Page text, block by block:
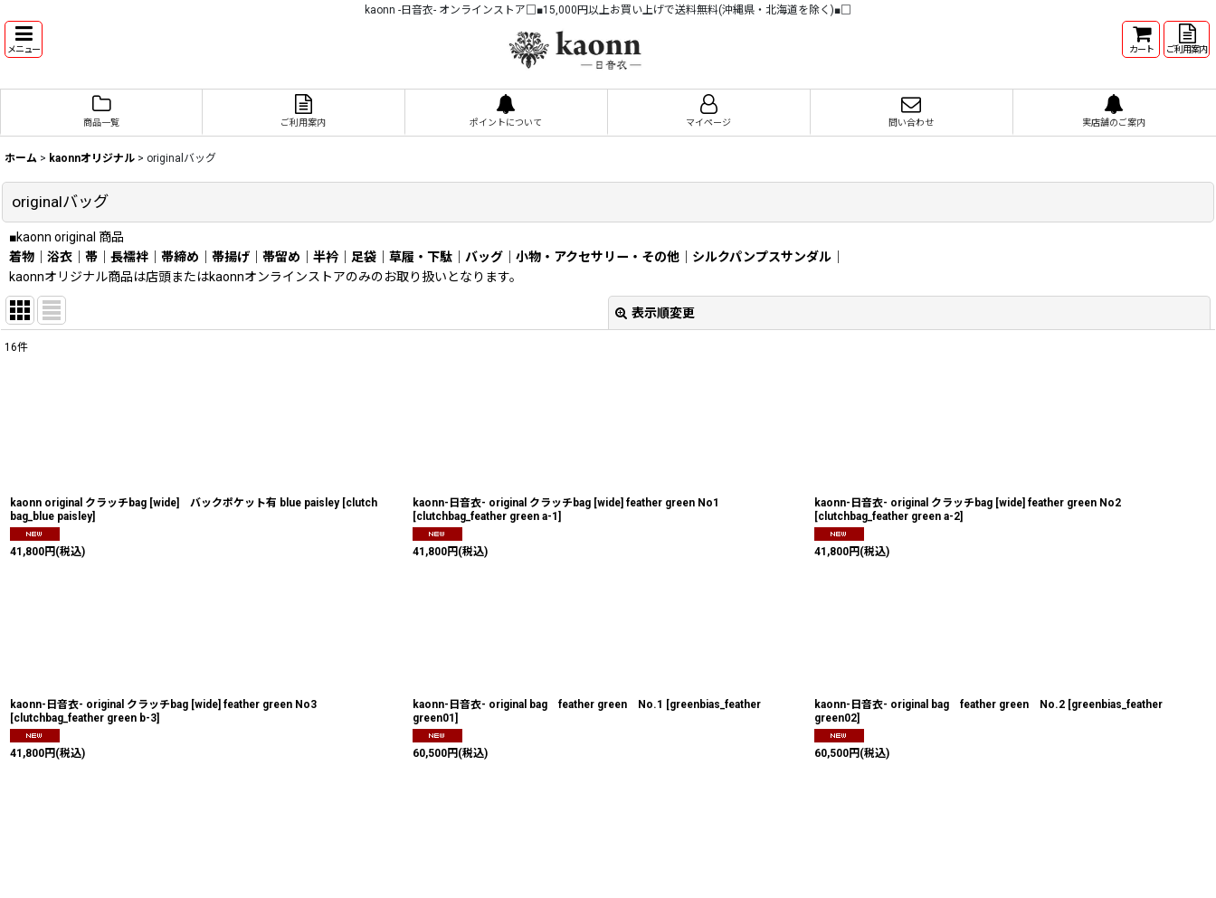
kaonn -日音衣- オンラインストア□■15,000円以上お買い上げで送料無料(沖縄県・北海道を除く)■□
メニュー カート ご利用案内
商品一覧 ご利用案内 ポイントについて マイページ 問い合わせ 実店舗のご案内
ホーム > kaonnオリジナル > originalバッグ
originalバッグ
■kaonn original 商品
着物
浴衣 帯 長襦袢 帯締め 帯揚げ 帯留め 半衿 足袋 草履・下駄 バッグ 小物・アクセサリー・その他 シルクパンプスサンダル
kaonnオリジナル商品は店頭またはkaonnオンラインストアのみのお取り扱いとなります。
表示順変更
16件
kaonn original クラッチbag [wide] バックポケット有 blue paisley [clutch
bag_blue paisley]
41,800円 (税込)
kaonn-日音衣- original クラッチbag [wide] feather green No1
[clutchbag_feather green a-1]
41,800円 (税込)
kaonn-日音衣- original クラッチbag [wide] feather green No2
[clutchbag_feather green a-2]
41,800円 (税込)
kaonn-日音衣- original クラッチbag [wide] feather green No3
[clutchbag_feather green b-3]
41,800円 (税込)
kaonn-日音衣- original bag feather green No.1 [greenbias_feather
green01]
60,500円 (税込)
kaonn-日音衣- original bag feather green No.2 [greenbias_feather
green02]
60,500円 (税込)